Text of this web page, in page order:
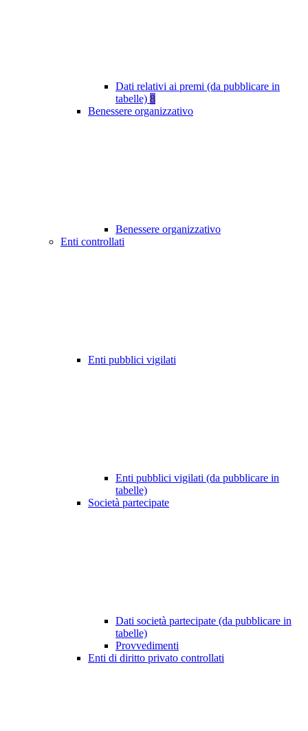
Dati relativi ai premi (da pubblicare in
tabelle) 8
Benessere organizzativo
Benessere organizzativo
Enti controllati
Enti pubblici vigilati
Enti pubblici vigilati (da pubblicare in
tabelle)
Società partecipate
Dati società partecipate (da pubblicare in
tabelle)
Provvedimenti
Enti di diritto privato controllati